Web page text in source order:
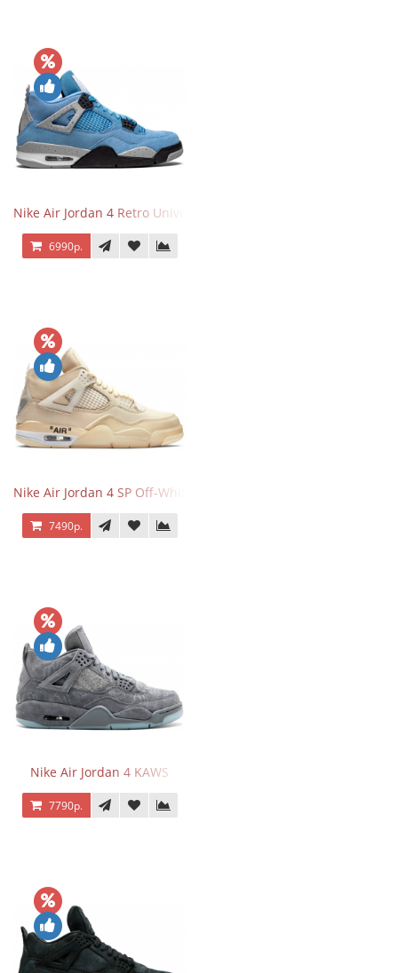
Nike Air Jordan 4 Retro University Blue
6990р.
Nike Air Jordan 4 SP Off-White Sail
7490р.
Nike Air Jordan 4 KAWS
7790р.